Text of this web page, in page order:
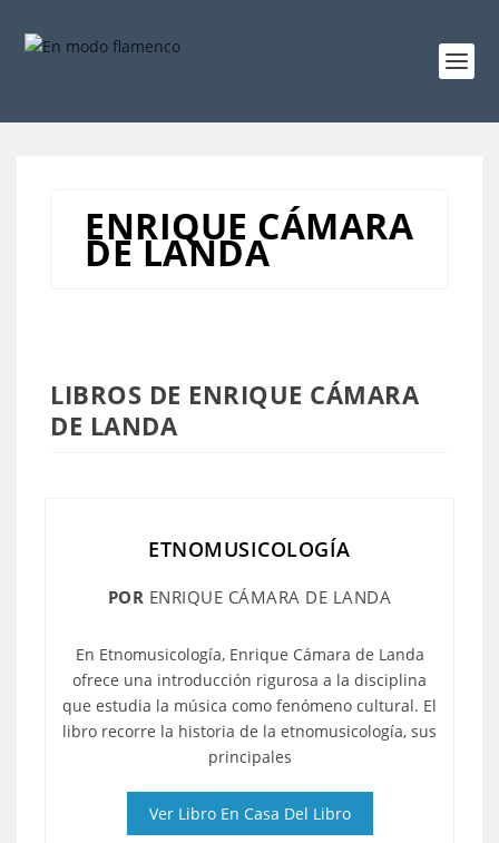
ENRIQUE CÁMARA
DE LANDA
LIBROS DE ENRIQUE CÁMARA
DE LANDA
ETNOMUSICOLOGÍA
POR ENRIQUE CÁMARA DE LANDA
En Etnomusicología, Enrique Cámara de Landa
ofrece una introducción rigurosa a la disciplina
que estudia la música como fenómeno cultural. El
libro recorre la historia de la etnomusicología, sus
principales
Ver Libro En Casa Del Libro